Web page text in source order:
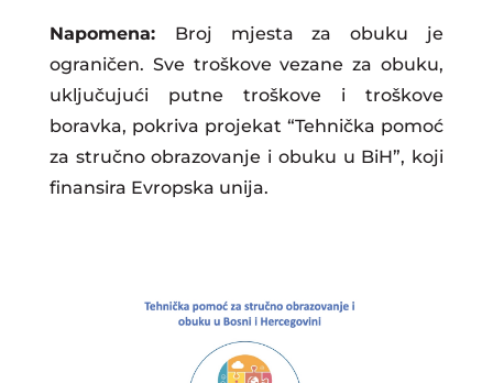
Napomena: Broj mjesta za obuku je
ograničen. Sve troškove vezane za obuku,
uključujući putne troškove i troškove
boravka, pokriva projekat “Tehnička pomoć
za stručno obrazovanje i obuku u BiH”, koji
finansira Evropska unija.